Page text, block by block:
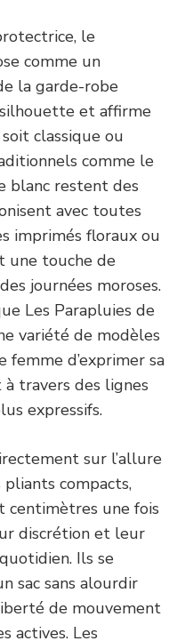
le
comme un
la garde-robe
et affirme
classique ou
comme le
blanc restent des
avec toutes
imprimés floraux ou
une touche de
journées moroses.
Les Parapluies de
variété de modèles
d’exprimer sa
travers des lignes
expressifs.
sur l’allure
compacts,
centimètres une fois
discrétion et leur
Ils se
sac sans alourdir
de mouvement
actives. Les